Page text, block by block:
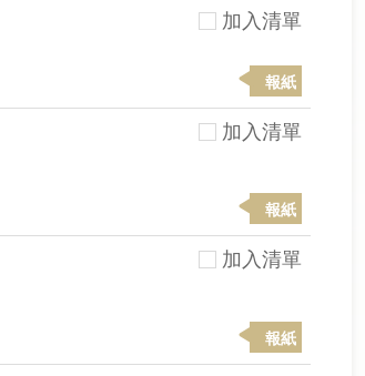
加入清單
報紙
加入清單
報紙
加入清單
報紙